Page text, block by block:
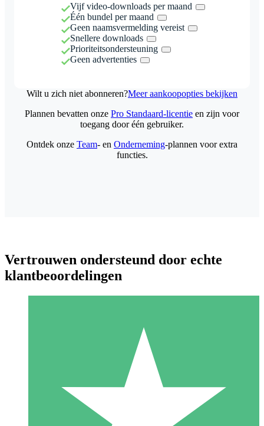
Vijf video-downloads per maand
Één bundel per maand
Geen naamsvermelding vereist
Snellere downloads
Prioriteitsondersteuning
Geen advertenties
Wilt u zich niet abonneren?Meer aankoopopties bekijken
Individuele Creditpakketten
Betaal per gebruik met downloadtegoeden. Geen maandelijkse
Plannen bevatten onze Pro Standaard-licentie en zijn voor
toegang door één gebruiker.
Ontdek onze Team- en Onderneming-plannen voor extra
functies.
Vertrouwen ondersteund door echte
klantbeoordelingen